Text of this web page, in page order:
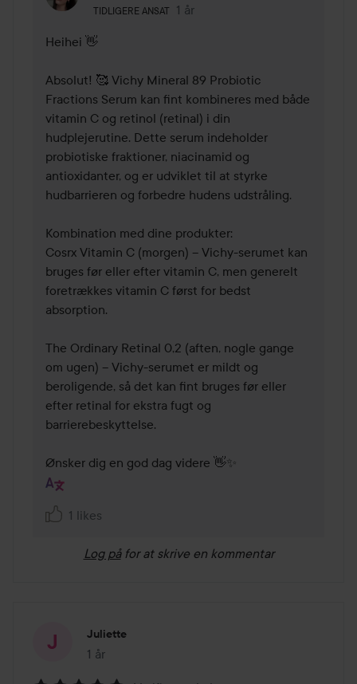
TIDLIGERE ANSAT
Brugerens rolle: Tidligere ansat.
1 år
Kommentaren lades 1 år
Heihei 👋
Absolut! 🥰 Vichy Mineral 89 Probiotic
Fractions Serum kan fint kombineres med både
vitamin C og retinol (retinal) i din
hudplejerutine. Dette serum indeholder
probiotiske fraktioner, niacinamid og
antioxidanter, og er udviklet til at styrke
hudbarrieren og forbedre hudens udstråling.
Kombination med dine produkter:
Cosrx Vitamin C (morgen) – Vichy-serumet kan
bruges før eller efter vitamin C, men generelt
foretrækkes vitamin C først for bedst
absorption.
The Ordinary Retinal 0,2 (aften, nogle gange
om ugen) – Vichy-serumet er mildt og
beroligende, så det kan fint bruges før eller
efter retinal for ekstra fugt og
barrierebeskyttelse.
Ønsker dig en god dag videre 👋✨
1 likes
Log på for at skrive en kommentar
Juliette
1 år
Posten blev oprettet 1 år